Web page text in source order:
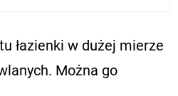
łazienki w dużej mierze
Można go